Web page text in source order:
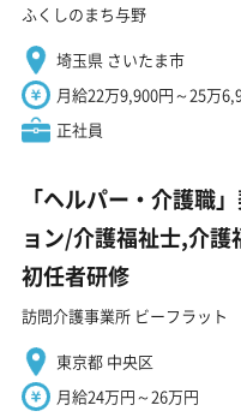
ふくしのまち与野
埼玉県 さいたま市
月給22万9,900円～25万
正社員
「ヘルパー・介護職
ョン/介護福祉士,介
初任者研修
訪問介護事業所 ビーフラット
東京都 中央区
月給24万円～26万円